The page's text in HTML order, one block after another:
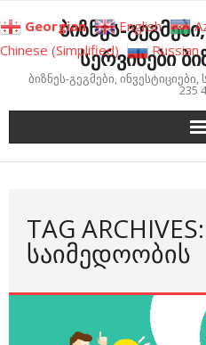
to
content
ბიზნეს-
სერვისები
ბიზნეს-გეგმები,
235
TAG ARCHIVES:
ᲡᲐᲘᲛᲔᲓᲝᲝᲑᲘᲡ
Georgian English
Chinese (Simplified)
Russian